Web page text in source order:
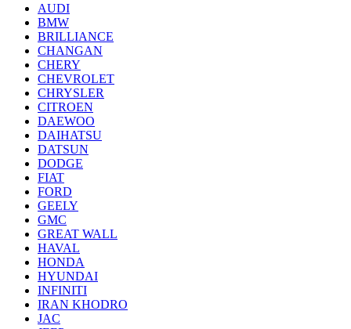
AUDI
BMW
BRILLIANCE
CHANGAN
CHERY
CHEVROLET
CHRYSLER
CITROEN
DAEWOO
DAIHATSU
DATSUN
DODGE
FIAT
FORD
GEELY
GMC
GREAT WALL
HAVAL
HONDA
HYUNDAI
INFINITI
IRAN KHODRO
JAC